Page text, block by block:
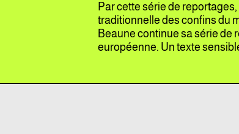
Par cette série de
traditionnelle des confins du
Beaune continue sa série de
européenne. Un texte